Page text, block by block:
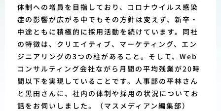
体制への増員を目指しており、コロナウイルス感染
症の影響が広がる中でもその方針は変えず、新卒・
中途ともに積極的に採用活動を続けています。同社
の特徴は、クリエイティブ、マーケティング、エン
ジニアリングの3つの柱があること。そして、Web
コンサルティング会社ながら月間の平均残業が20時
間以下を実現していることです。人事部の平林さん
と黒田さんに、社内の体制や採用の状況についてお
話をお伺いしました。（マスメディアン編集部）